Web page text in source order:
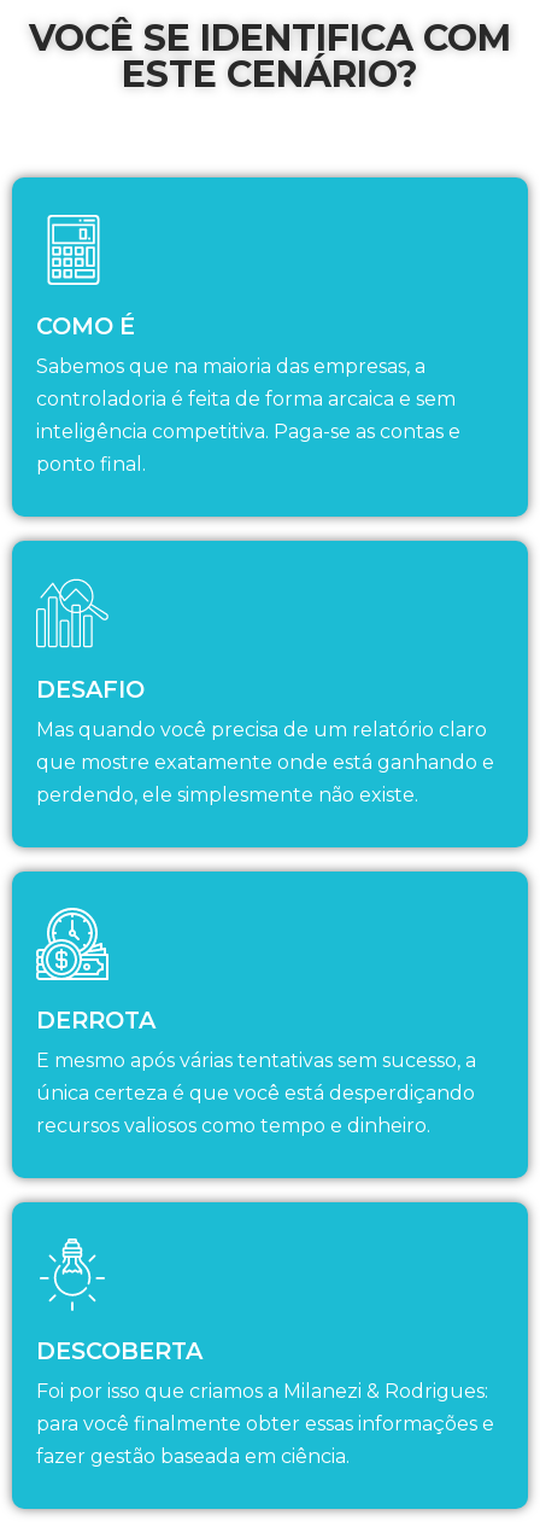
VOCÊ SE IDENTIFICA COM
ESTE CENÁRIO?
COMO É
Sabemos que na maioria das empresas, a
controladoria é feita de forma arcaica e sem
inteligência competitiva. Paga-se as contas e
ponto final.
DESAFIO
Mas quando você precisa de um relatório claro
que mostre exatamente onde está ganhando e
perdendo, ele simplesmente não existe.
DERROTA
E mesmo após várias tentativas sem sucesso, a
única certeza é que você está desperdiçando
recursos valiosos como tempo e dinheiro.
DESCOBERTA
Foi por isso que criamos a Milanezi & Rodrigues:
para você finalmente obter essas informações e
fazer gestão baseada em ciência.